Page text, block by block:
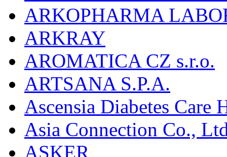
ARKOPHARMA
ARKRAY
AROMATICA CZ s.r.o.
ARTSANA S.P.A.
Ascensia Diabetes Care
Asia Connection Co.,
ASKER